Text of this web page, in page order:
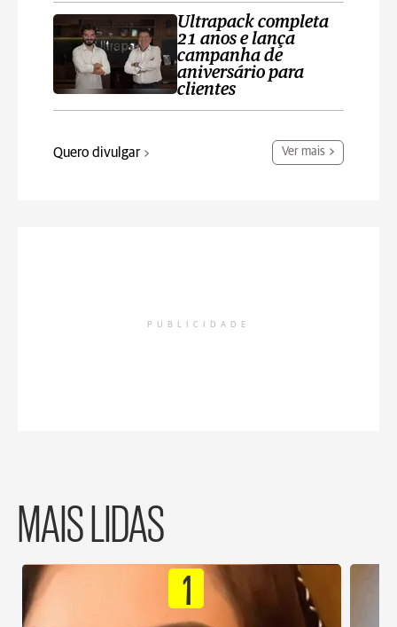
Ultrapack completa
21 anos e lança
campanha de
aniversário para
clientes
Quero divulgar Ver mais
PUBLICIDADE
MAIS LIDAS
1